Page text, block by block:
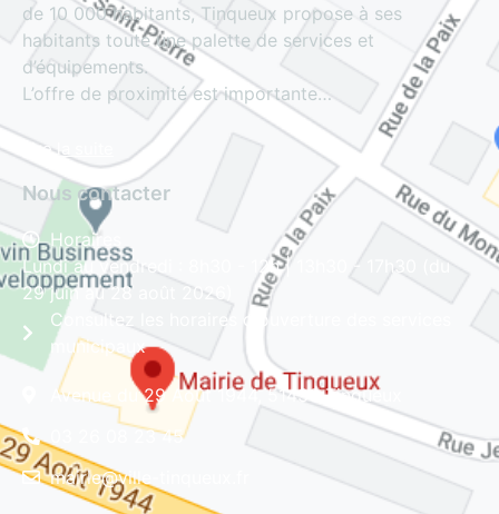
de 10 000 habitants, Tinqueux propose à ses
habitants toute une palette de services et
d’équipements.
L’offre de proximité est importante…
Lire la suite
Nous contacter
Horaires
Lundi au vendredi : 8h30 - 12h | 13h30 - 17h30 (du
29 juin au 28 août 2026)
Consultez les horaires d'ouverture des services
municipaux
Avenue du 29 Août 1944, 51430 Tinqueux
03 26 08 23 45
mairie@ville-tinqueux.fr